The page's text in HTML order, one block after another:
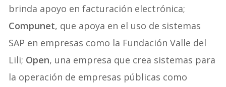
brinda apoyo en facturación electrónica;
Compunet, que apoya en el uso de sistemas
SAP en empresas como la Fundación Valle del
Lili; Open, una empresa que crea sistemas para
la operación de empresas públicas como